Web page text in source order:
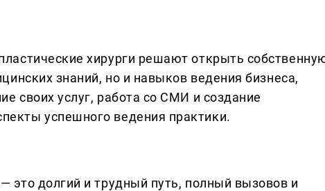
хирурги решают открыть
знаний, но и навыков ведения бизнеса,
своих услуг, работа со СМИ и создание
успешного ведения практики.
это долгий и трудный путь, полный вызовов и